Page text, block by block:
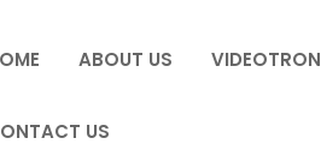
ABOUT US VIDEOTRON
US